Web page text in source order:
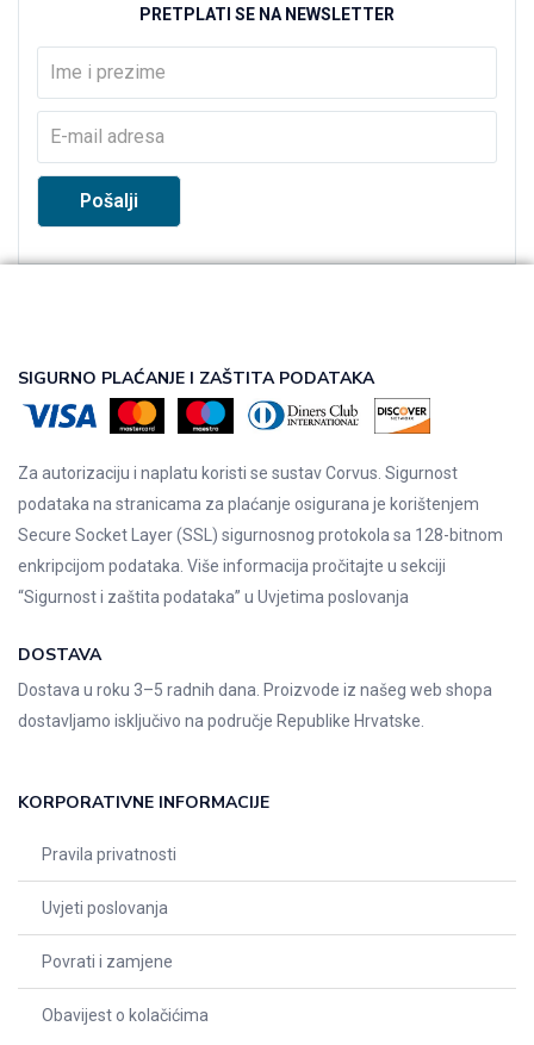
PRETPLATI SE NA NEWSLETTER
SIGURNO PLAĆANJE I ZAŠTITA PODATAKA
Za autorizaciju i naplatu koristi se sustav Corvus. Sigurnost
podataka na stranicama za plaćanje osigurana je korištenjem
Secure Socket Layer (SSL) sigurnosnog protokola sa 128-bitnom
enkripcijom podataka. Više informacija pročitajte u sekciji
“Sigurnost i zaštita podataka” u Uvjetima poslovanja
DOSTAVA
Dostava u roku 3–5 radnih dana. Proizvode iz našeg web shopa
dostavljamo isključivo na područje Republike Hrvatske.
KORPORATIVNE INFORMACIJE
Pravila privatnosti
Uvjeti poslovanja
Povrati i zamjene
Obavijest o kolačićima